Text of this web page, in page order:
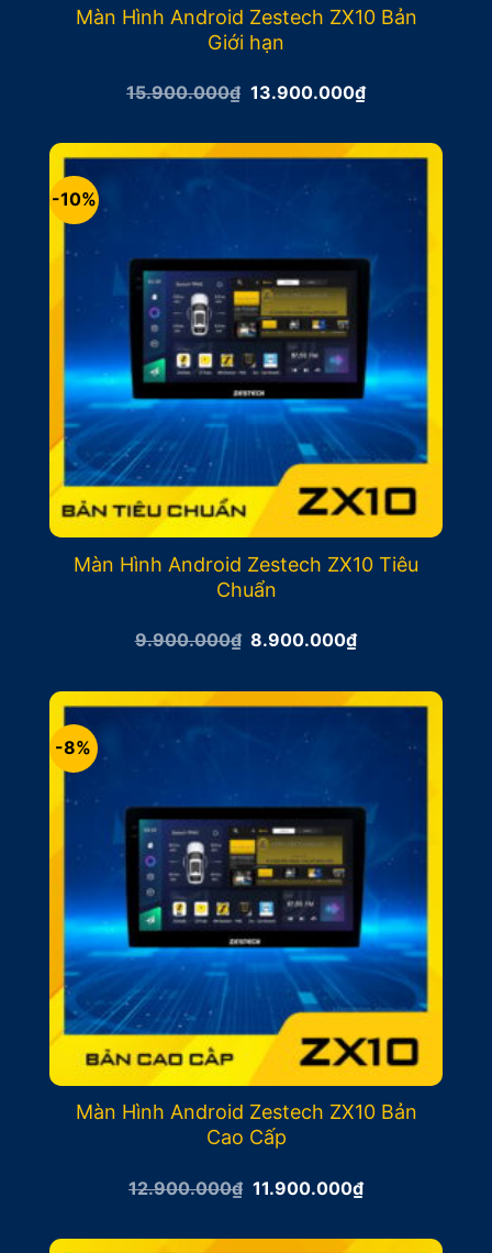
Màn Hình Android Zestech ZX10 Bản
Giới hạn
15.900.000₫ Giá
15.900.000₫.
13.900.000₫Giá
hiện
là:
13.900.000₫.
-10%
Màn Hình Android Zestech ZX10 Tiêu
Chuẩn
9.900.000₫ Giá
9.900.000₫.
8.900.000₫Giá
là:
8.900.000₫.
-8%
Màn Hình Android Zestech ZX10 Bản
Cao Cấp
12.900.000₫ Giá
12.900.000₫.
11.900.000₫Giá
hiện
là: